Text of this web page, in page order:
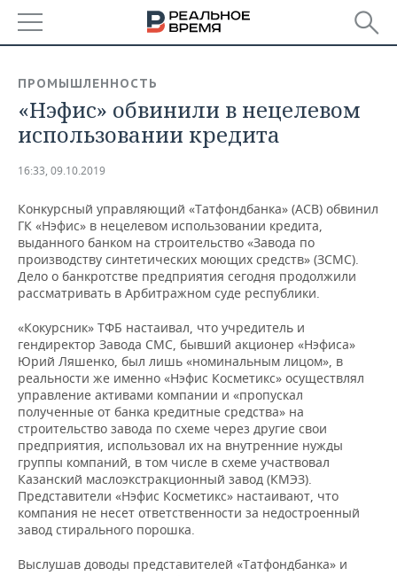
БАШКОРТОСТАН
ТАТАРСТАН
НОВОСТИ
АНАЛИТИКА
ДЕКЛАРАЦИИ О ДОХОДАХ
КОРОЛИ ГОСЗАКАЗА ПФО
КОМУ ПРИНАДЛЕЖАТ
ТОРГОВЫЕ ЦЕНТРЫ
ТАТАРСТАНА
НОВОСТИ ЭКОНОМИКИ
ФИНАНСЫ
БЮДЖЕТ
ИНВЕСТИЦИИ
ПРОМЫШЛЕННОСТЬ
НОВОСТИ
ПРОМЫШЛЕННОСТИ
АГРОПРОМ
МАШИНОСТРОЕНИЕ
НЕФТЕХИМИЯ
НЕФТЬ
ОПК
ЭНЕРГЕТИКА
НЕДВИЖИМОСТЬ
НОВОСТИ АВТО
БИЗНЕС
НОВОСТИ БИЗНЕСА
РОЗНИЧНАЯ ТОРГОВЛЯ
ТРАНСПОРТ
УСЛУГИ
ТЕХНОЛОГИИ
НОВОСТИ ТЕХНОЛОГИЙ
IT
МЕДИА
МЕРОПРИЯТИЯ
НОВОСТИ МЕРОПРИЯТИЙ
ВЫЕЗДНАЯ РЕДАКЦИЯ
СПОРТ
НОВОСТИ СПОРТА
ОБЩЕСТВО
ПРОМЫШЛЕННОСТЬ
«Нэфис» обвинили в нецелевом
использовании кредита
16:33, 09.10.2019
Конкурсный управляющий «Татфондбанка» (АСВ) обвинил
ГК «Нэфис» в нецелевом использовании кредита,
выданного банком на строительство «Завода по
производству синтетических моющих средств» (ЗСМС).
Дело о банкротстве предприятия сегодня продолжили
рассматривать в Арбитражном суде республики.
«Кокурсник» ТФБ настаивал, что учредитель и
гендиректор Завода СМС, бывший акционер «Нэфиса»
Юрий Ляшенко, был лишь «номинальным лицом», в
реальности же именно «Нэфис Косметикс» осуществлял
управление активами компании и «пропускал
полученные от банка кредитные средства» на
строительство завода по схеме через другие свои
предприятия, использовал их на внутренние нужды
группы компаний, в том числе в схеме участвовал
Казанский маслоэкстракционный завод (КМЭЗ).
Представители «Нэфис Косметикс» настаивают, что
компания не несет ответственности за недостроенный
завод стирального порошка.
Выслушав доводы представителей «Татфондбанка» и